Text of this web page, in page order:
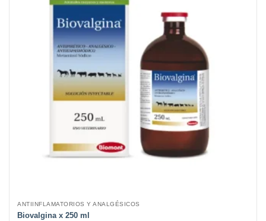
ANTIINFLAMATORIOS Y ANALGÉSICOS
Biovalgina x 250 ml